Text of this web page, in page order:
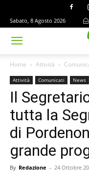
Sabato, 8 Agosto 2026
Home Attività
Attività Comunicati News
Il
tutta la
di
grande
By Redazione - 24 Ottobre